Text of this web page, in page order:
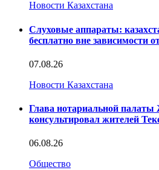
Новости Казахстана
Слуховые аппараты:
бесплатно вне зависимости
07.08.26
Новости Казахстана
Глава нотариальной палаты
консультировал жителей
06.08.26
Общество